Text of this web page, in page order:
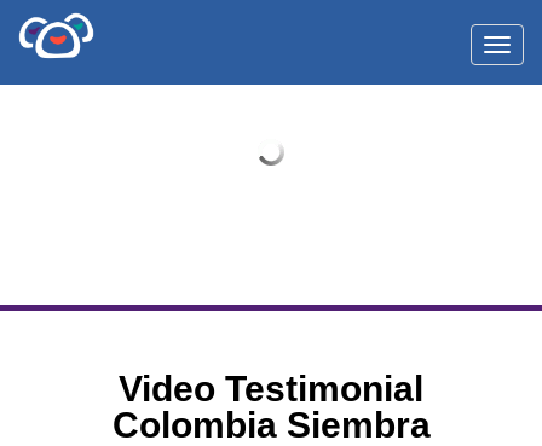
Video Testimonial
Colombia Siembra